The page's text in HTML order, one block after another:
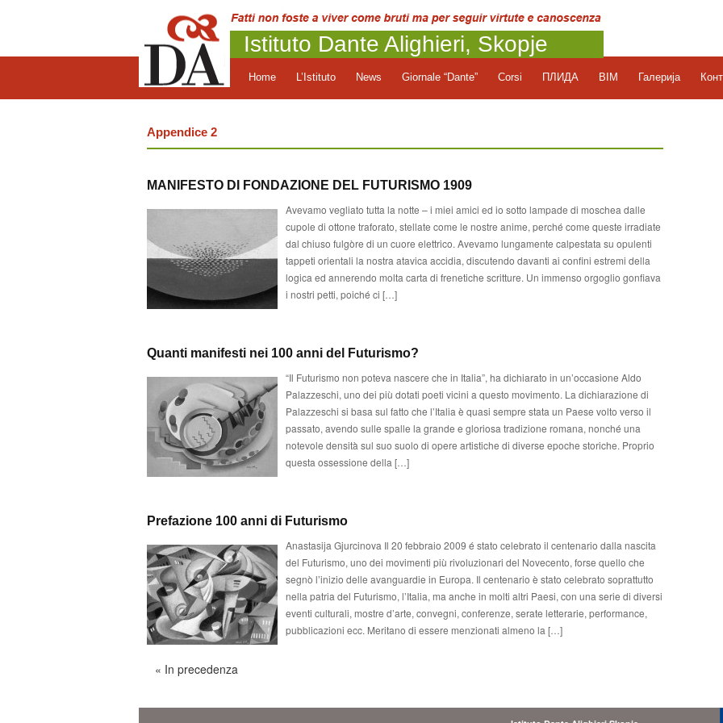
Istituto Dante Alighieri, Skopje
Home L’Istituto News Giornale “Dante” Corsi ПЛИДА BIM Галерија
Appendice 2
MANIFESTO DI FONDAZIONE DEL FUTURISMO 1909
Avevamo vegliato tutta la notte – i miei amici ed io sotto lampade di moschea dalle
cupole di ottone traforato, stellate come le nostre anime, perché come queste irradiate
dal chiuso fulgòre di un cuore elettrico. Avevamo lungamente calpestata su opulenti
tappeti orientali la nostra atavica accidia, discutendo davanti ai confini estremi della
logica ed annerendo molta carta di frenetiche scritture. Un immenso orgoglio gonfiava
i nostri petti, poiché ci […]
Quanti manifesti nei 100 anni del Futurismo?
“Il Futurismo non poteva nascere che in Italia”, ha dichiarato in un’occasione Aldo
Palazzeschi, uno dei più dotati poeti vicini a questo movimento. La dichiarazione di
Palazzeschi si basa sul fatto che l’Italia è quasi sempre stata un Paese volto verso il
passato, avendo sulle spalle la grande e gloriosa tradizione romana, nonché una
notevole densità sul suo suolo di opere artistiche di diverse epoche storiche. Proprio
questa ossessione della […]
Prefazione 100 anni di Futurismo
Anastasija Gjurcinova Il 20 febbraio 2009 é stato celebrato il centenario dalla nascita
del Futurismo, uno dei movimenti più rivoluzionari del Novecento, forse quello che
segnò l’inizio delle avanguardie in Europa. Il centenario è stato celebrato soprattutto
nella patria del Futurismo, l’Italia, ma anche in molti altri Paesi, con una serie di diversi
eventi culturali, mostre d’arte, convegni, conferenze, serate letterarie, performance,
pubblicazioni ecc. Meritano di essere menzionati almeno la […]
« In precedenza